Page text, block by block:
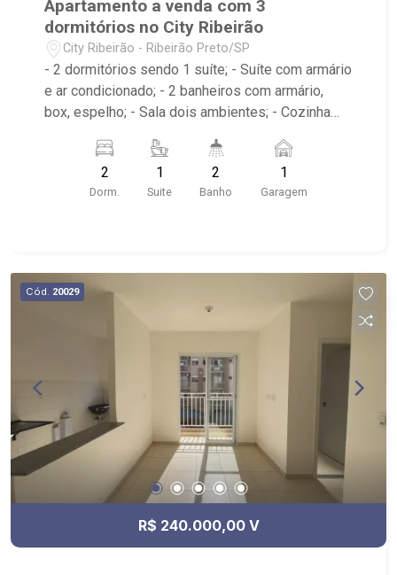
Apartamento a venda com 3
dormitórios no City Ribeirão
City Ribeirão - Ribeirão Preto/SP
- 2 dormitórios sendo 1 suíte; - Suíte com armário
e ar condicionado; - 2 banheiros com armário,
box, espelho; - Sala dois ambientes; - Cozinha
armário; - Condomínio com Quadra poliesportiva,
Playground, Piscinas adulto e infantil, Área
gourmet com churrasqueira, Salão de festas,
2
Dorm.
1
Suite
2
Banho
1
Garagem
Cód. 20029
R$ 240.000,00 V